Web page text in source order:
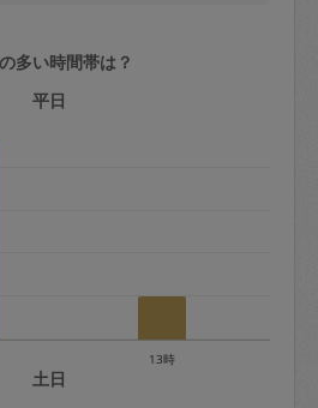
ャンセルする場合、毎週定
隔週定期は月1回までキャ
金の設定について：
多い時間帯は？
平日
13時
土日